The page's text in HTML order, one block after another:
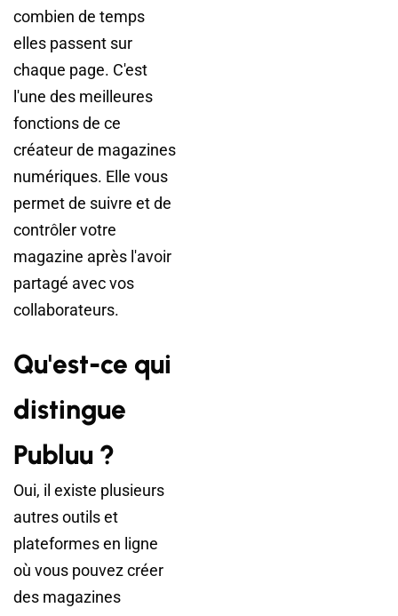
combien de temps
elles passent sur
chaque page. C'est
l'une des meilleures
fonctions de ce
créateur de magazines
numériques. Elle vous
permet de suivre et de
contrôler votre
magazine après l'avoir
partagé avec vos
collaborateurs.
Qu'est-ce qui
distingue
Publuu ?
Oui, il existe plusieurs
autres outils et
plateformes en ligne
où vous pouvez créer
des magazines